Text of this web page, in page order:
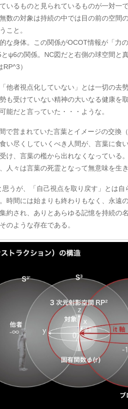
いるものと見られているものが一対一
数の対象は持続の中では目の前の空間
こと。
な身体。この関係がOCOT情報が「力
ψ6の関係。NC図だと右側の球空間と
）
他者視点化していない」とは一切の去
も受けていない精神の大いなる健康を
能だと言っていた・・・ような。
で営まれていた言葉とイメージの交換
い尽くしていくべき人間が、言葉に食
け、言葉の檻から出れなくなっている
人々は言葉の死霊となって無意味を生き
うが、「自己視点を取り戻す」とは
時間には始まりも終わりもなく、永遠
約され、ありとあらゆる記憶を持続の
のような存在である。